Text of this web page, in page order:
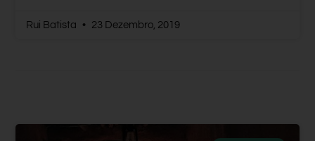
Rui Batista 23 Dezembro, 2019